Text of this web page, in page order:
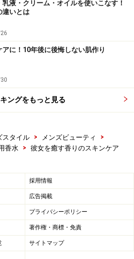
乳液・クリーム・オイルを使いこなす！
違いとは
アに！10年後に後悔しない肌作り
ングをもっと見る
スタイル > メンズビューティ
>
香水 > 彼女を癒す香りのスキンケア
採用情報
広告掲載
プライバシーポリシー
著作権・商標・免責
サイトマップ